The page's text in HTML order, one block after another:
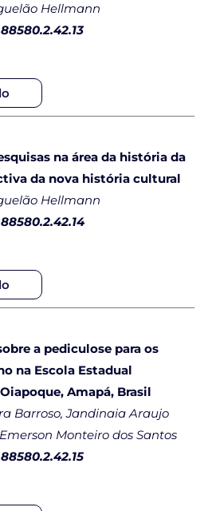
Hellmann
na área da história da
da nova história cultural
Hellmann
a pediculose para os
na Escola Estadual
Amapá, Brasil
Barroso, Jandinaia Araujo
Monteiro dos Santos